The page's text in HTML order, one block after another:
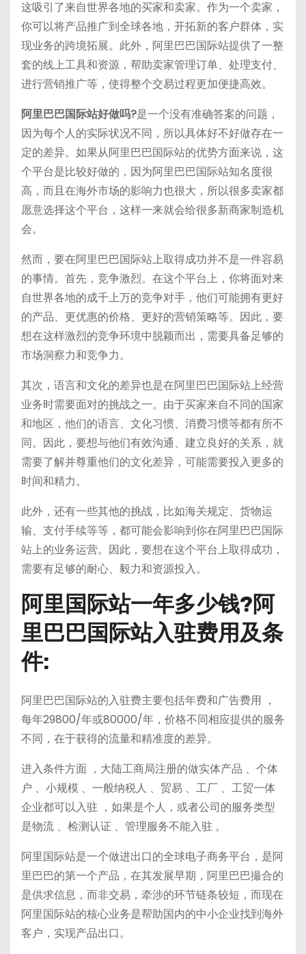
这吸引了来自世界各地的买家和卖家。作为一个卖家，
你可以将产品推广到全球各地，开拓新的客户群体，实
现业务的跨境拓展。此外，阿里巴巴国际站提供了一整
套的线上工具和资源，帮助卖家管理订单、处理支付、
进行营销推广等，使得整个交易过程更加便捷高效。
阿里巴巴国际站好做吗?是一个没有准确答案的问题，
因为每个人的实际状况不同，所以具体好不好做存在一
定的差异。如果从阿里巴巴国际站的优势方面来说，这
个平台是比较好做的，因为阿里巴巴国际站知名度很
高，而且在海外市场的影响力也很大，所以很多卖家都
愿意选择这个平台，这样一来就会给很多新商家制造机
会。
然而，要在阿里巴巴国际站上取得成功并不是一件容易
的事情。首先，竞争激烈。在这个平台上，你将面对来
自世界各地的成千上万的竞争对手，他们可能拥有更好
的产品、更优惠的价格、更好的营销策略等。因此，要
想在这样激烈的竞争环境中脱颖而出，需要具备足够的
市场洞察力和竞争力。
其次，语言和文化的差异也是在阿里巴巴国际站上经营
业务时需要面对的挑战之一。由于买家来自不同的国家
和地区，他们的语言、文化习惯、消费习惯等都有所不
同。因此，要想与他们有效沟通、建立良好的关系，就
需要了解并尊重他们的文化差异，可能需要投入更多的
时间和精力。
此外，还有一些其他的挑战，比如海关规定、货物运
输、支付手续等等，都可能会影响到你在阿里巴巴国际
站上的业务运营。因此，要想在这个平台上取得成功，
需要有足够的耐心、毅力和资源投入。
阿里国际站一年多少钱?阿
里巴巴国际站入驻费用及条
件:
阿里巴巴国际站的入驻费主要包括年费和广告费用 ，
每年29800/年或80000/年，价格不同相应提供的服务
不同，在于获得的流量和精准度的差异。
进入条件方面 ，大陆工商局注册的做实体产品 、个体
户 、小规模 、一般纳税人 、贸易 、工厂 、工贸一体
企业都可以入驻 ，如果是个人，或者公司的服务类型
是物流 、检测认证 、管理服务不能入驻 。
阿里国际站是一个做进出口的全球电子商务平台，是阿
里巴巴的第一个产品，在其发展早期，阿里巴巴撮合的
是供求信息，而非交易，牵涉的环节链条较短，而现在
阿里国际站的核心业务是帮助国内的中小企业找到海外
客户，实现产品出口。